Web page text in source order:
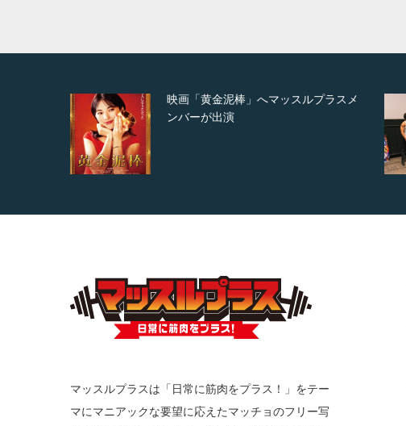
映画「メカバース」舞台挨拶へマッス
ルプラスメンバーが出演（3…
マッスルプラスは「日常に筋肉をプラス！」をテー
マにマニアックな要望に応えたマッチョのフリー写